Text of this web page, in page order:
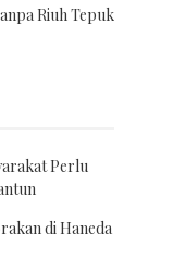
Riuh Tepuk
Perlu
di Haneda